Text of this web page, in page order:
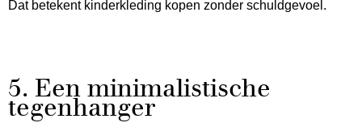
Dat betekent kinderkleding kopen zonder schuldgevoel.
5. Een minimalistische
tegenhanger